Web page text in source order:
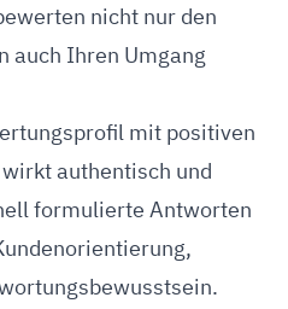
nicht nur den
auch Ihren Umgang
mit positiven
authentisch und
formulierte Antworten